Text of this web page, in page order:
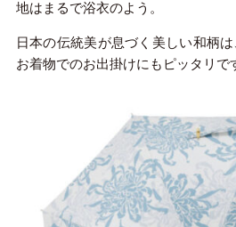
地はまるで浴衣のよう。
日本の伝統美が息づく美しい和柄
お着物でのお出掛けにもピッタリで